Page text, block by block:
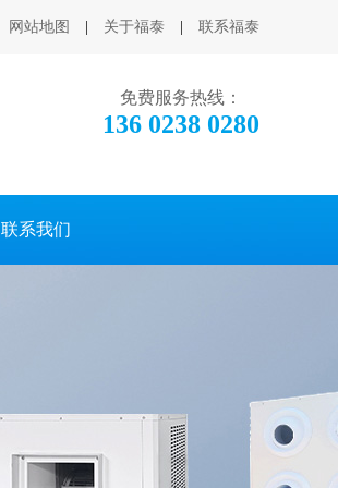
网站地图 关于福泰 联系福泰
免费服务热线：
136 0238 0280
联系我们